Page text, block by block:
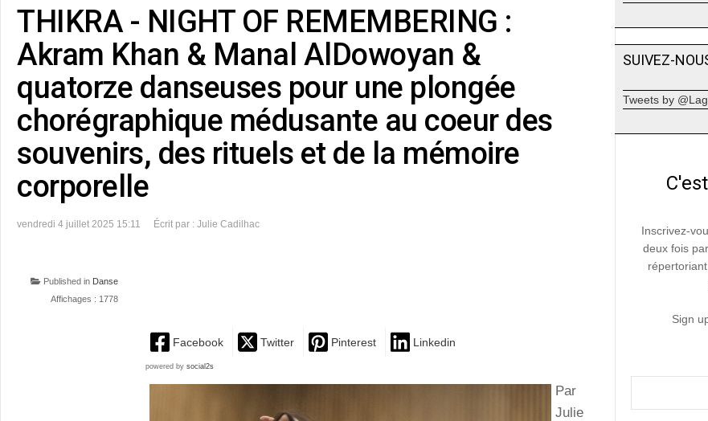
THIKRA - NIGHT OF REMEMBERING :
Akram Khan & Manal AlDowoyan &
quatorze danseuses pour une plongée
chorégraphique médusante au coeur des
souvenirs, des rituels et de la mémoire
corporelle
vendredi 4 juillet 2025 15:11 Écrit par : Julie Cadilhac
Published in Danse
Affichages : 1778
Facebook Twitter Pinterest Linkedin
powered by social2s
Par
Julie
SUIVEZ-
Tweets by
Inscrivez-
deux fois
Sign